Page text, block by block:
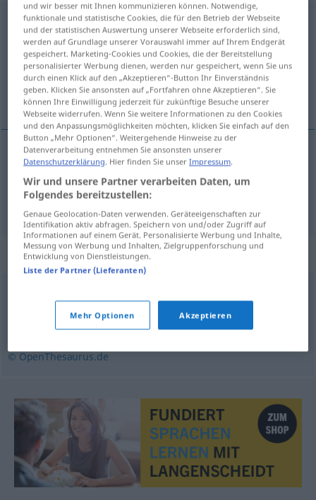
gewährleisten
Übersicht aller Übersetzungen
(Für mehr Details die Übersetzung anklicken/antippen)
ábyrgjast, heimila
ábyrgjast gewährleisten
heimila gewährleisten
Synonyme für "gewährleisten"
garantieren,(sich) verbürgen (für),sorgen,versprechen
© OpenThesaurus.de
und wir besser mit Ihnen kommunizieren können. Notwendige,
funktionale und statistische Cookies, die für den Betrieb der Webseite
und der statistischen Auswertung unserer Webseite erforderlich sind,
werden auf Grundlage unserer Vorauswahl immer auf Ihrem Endgerät
gespeichert. Marketing-Cookies und Cookies, die der Bereitstellung
personalisierter Werbung dienen, werden nur gespeichert, wenn Sie uns
durch einen Klick auf den „Akzeptieren“-Button Ihr Einverständnis
geben. Klicken Sie ansonsten auf „Fortfahren ohne Akzeptieren“. Sie
können Ihre Einwilligung jederzeit für zukünftige Besuche unserer
Webseite widerrufen. Wenn Sie weitere Informationen zu den Cookies
und den Anpassungsmöglichkeiten möchten, klicken Sie einfach auf den
Button „Mehr Optionen“. Weitergehende Hinweise zu der
Datenverarbeitung entnehmen Sie ansonsten unserer
Datenschutzerklärung. Hier finden Sie unserImpressum.
Wir und unsere Partner verarbeiten Daten, um
Folgendes bereitzustellen:
Genaue Geolocation-Daten verwenden. Geräteeigenschaften zur
Identifikation aktiv abfragen. Speichern von und/oder Zugriff auf
Informationen auf einem Gerät. Personalisierte Werbung und Inhalte,
Messung von Werbung und Inhalten, Zielgruppenforschung und
Entwicklung von Dienstleistungen.
Liste der Partner (Lieferanten)
Mehr Optionen Akzeptieren